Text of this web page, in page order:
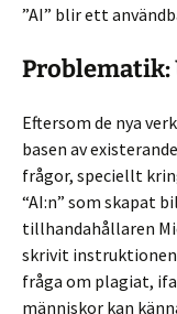
”AI” blir ett
Eftersom de nya
basen av
frågor, speciellt
“AI:n” som skapat
tillhandahållaren
skrivit instruktionen
fråga om plagiat,
människor kan